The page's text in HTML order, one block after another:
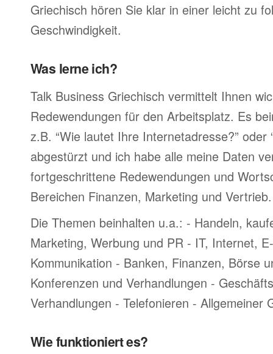
Griechisch hören Sie klar in einer leicht zu
Geschwindigkeit.
Was lerne ich?
Talk Business Griechisch vermittelt Ihnen
Redewendungen für den Arbeitsplatz. Es
z.B. “Wie lautet Ihre Internetadresse?” oder
abgestürzt und ich habe alle meine Daten
fortgeschrittene Redewendungen und
Bereichen Finanzen, Marketing und Vertrieb.
Die Themen beinhalten u.a.: - Handeln,
Marketing, Werbung und PR - IT, Internet,
Kommunikation - Banken, Finanzen, Börse
Konferenzen und Verhandlungen -
Verhandlungen - Telefonieren - Allgemeiner
Wie funktioniert es?